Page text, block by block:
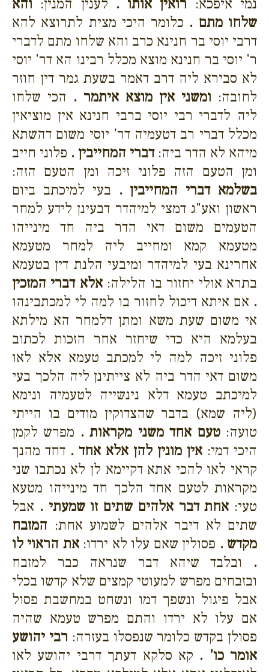
נמי איפכא: רואין אותו . לענין המנין: והא
שלחו מתם . כלומר היכי מצית לתרוצא להא
דרבי יוסי בר חנינא כרב והא שלחו מתם לדברי
ר' יוסי בר חנינא מוצא מכלל רבינו הא דר' יוסי
לא סבירא ליה דרב דאמר בשעת גמר דין חוזר
לחובה: ומשני אין מוצא איתמר . הכי שלחו
ליה לדברי רבי יוסי ברבי חנינא אין מוציאין
מכלל דברי רב דטעמיה דר' יוסי משום דהשתא
מיהא לא הדר ביה:דברי המחייבין . פלוני חייב
ומן הטעם הזה פלוני זיכה ומן הטעם הזה:
בשלמא דברי המחייבין . בעי למיכתב ביום
ראשון ואע"ג דמצי למיהדר דבעינן לידע למחר
הטעמים משום דאי הדר ביה חד מינייהו
מטעמא קמא ומחייב ליה למחר מטעמא
אחרינא בעי למיהדר ומיבעי הלנת דין בטעמא
בתרא אולי יחזור בו הלילה:אלא דברי המזכין
. אם איתא דיכול לחזור בו למה לי למכתבינהו
אי משום שעת משא ומתן דלמחר הא מילתא
בעלמא היא כדי שיחזר אחר הזכות לכתוב
פלוני זיכה למה לי למכתב טעמא אלא לאו
משום דאי הדר ביה לא צייתינן ליה הלכך בעי
למיכתב טעמא דלא נינשייה לטעמיה ונימא
(ליה שמא) בדבר שהצדוקין מודים בו הייתי
טועה:טעם אחד משני מקראות . מפרש לקמן
היכי דמי: אין מונין להן אלא אחד . דחד מהנך
קראי לאו להכי אתא דקיימא לן לא נכתבו שני
מקראות לטעם אחד הלכך חד מינייהו מטעא
טעי: אחת דבר אלהים שתים זו שמעתי . אבל
שתים לא דיבר אלהים לשמוע אחת: המזבח
מקדש . פסולין שאם עלו לא ירדו:את הראוי לו
. ובלבד שיהא דבר שנראה כבר למזבח
ובזבחים מפרש למעוטי קמצים שלא קדשו בכלי
אבל פיגול ונשפך דמו ונשחט במחשבת פסול
אם עלו לא ירדו והתם מפרש טעמא שהיה
פסולן בקדש כלומר שנפסלו בעזרה: רבי יהושע
אומר כו' . קא סלקא דעתך דרבי יהושע לאו